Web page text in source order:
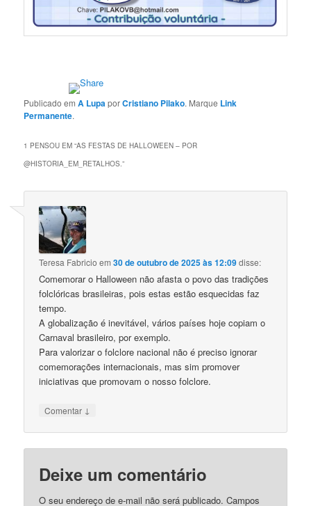
Publicado emA LupaporCristiano Pilako. Marque Link
Permanente.
1 PENSOU EM “AS FESTAS DE HALLOWEEN – POR
@HISTORIA_EM_RETALHOS.”
Teresa Fabricio em30 de outubro de 2025 às 12:09disse:
Comemorar o Halloween não afasta o povo das tradições
folclóricas brasileiras, pois estas estão esquecidas faz
tempo.
A globalização é inevitável, vários países hoje copiam o
Carnaval brasileiro, por exemplo.
Para valorizar o folclore nacional não é preciso ignorar
comemorações internacionais, mas sim promover
iniciativas que promovam o nosso folclore.
Comentar ↓
Deixe um comentário
O seu endereço de e-mail não será publicado. Campos